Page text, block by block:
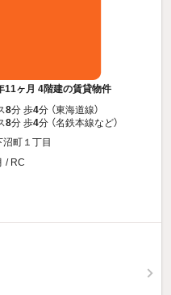
11ヶ月 4階建の賃貸物件
8分 歩4分 （東海道線）
8分 歩4分 （名鉄本線など）
町１丁目
/ RC